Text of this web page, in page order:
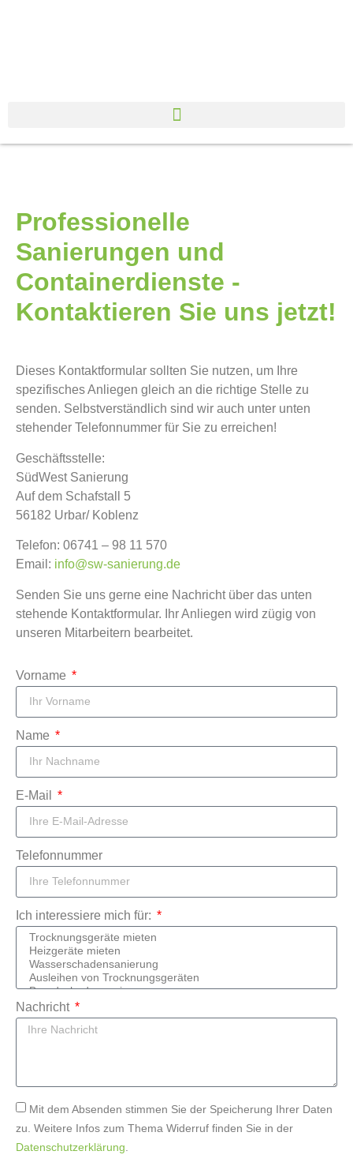
Professionelle
Sanierungen und
Containerdienste -
Kontaktieren Sie uns jetzt!
Dieses Kontaktformular sollten Sie nutzen, um Ihre
spezifisches Anliegen gleich an die richtige Stelle zu
senden. Selbstverständlich sind wir auch unter unten
stehender Telefonnummer für Sie zu erreichen!
Geschäftsstelle:
SüdWest Sanierung
Auf dem Schafstall 5
56182 Urbar/ Koblenz
Telefon: 06741 – 98 11 570
Email: info@sw-sanierung.de
Senden Sie uns gerne eine Nachricht über das unten
stehende Kontaktformular. Ihr Anliegen wird zügig von
unseren Mitarbeitern bearbeitet.
Vorname
Name
E-Mail
Telefonnummer
Ich interessiere mich für:
Nachricht
Mit dem Absenden stimmen Sie der Speicherung Ihrer Daten
zu. Weitere Infos zum Thema Widerruf finden Sie in der
Datenschutzerklärung